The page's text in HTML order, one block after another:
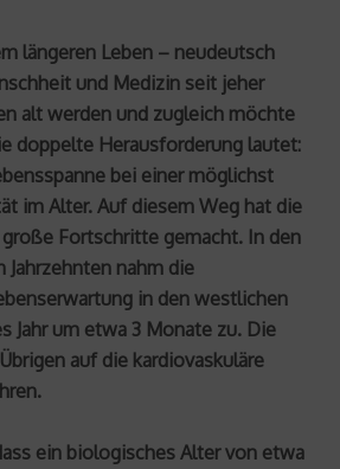
längeren Leben – neudeutsch
und Medizin seit jeher
alt werden und zugleich möchte
doppelte Herausforderung lautet:
bei einer möglichst
im Alter. Auf diesem Weg hat die
Fortschritte gemacht. In den
Jahrzehnten nahm die
in den westlichen
Jahr um etwa 3 Monate zu. Die
auf die kardiovaskuläre
ein biologisches Alter von etwa